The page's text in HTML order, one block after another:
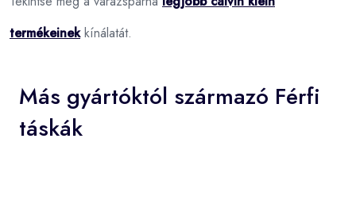
termékeinekkínálatát.
Más gyártóktól származó Férfi
táskák